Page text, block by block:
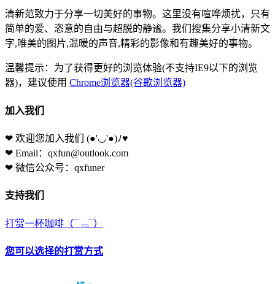
清新范致力于分享一切美好的事物。这里没有喧哗烦扰，只有
简单的爱、恣意的自由与超脱的静谧。我们搜集分享小清新文
字,唯美的图片,温暖的声音,精彩的影像和有趣美好的事物。
温馨提示：为了获得更好的浏览体验(不支持IE9以下的浏览
器)，建议使用 Chrome浏览器(谷歌浏览器)
加入我们
❤ 欢迎您加入我们 (●'◡'●)ﾉ♥
❤ Email：qxfun@outlook.com
❤ 微信公众号：qxfuner
支持我们
打赏一杯咖啡 （¯﹃¯）
您可以选择的打赏方式